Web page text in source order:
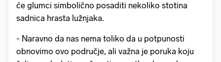
će glumci simbolično posaditi nekoliko stotina
sadnica hrasta lužnjaka.
- Naravno da nas nema toliko da u potpunosti
obnovimo ovo područje, ali važna je poruka koju